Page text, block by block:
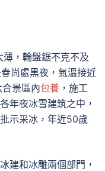
，輪盤鋸不克不及
尚處黑夜，氣溫接近
景區內包養 ，施工
年夜冰雪建筑之中，
示采冰，年近50歲
建和冰雕兩個部門，